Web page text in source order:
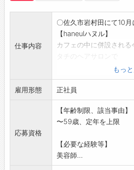
仕事内容
〇佐久市岩村田にて10
【haneulハヌル】
カフェの中に併設され
スタイリスト及びアシ
*変更の範囲:会社の定め
もっ
雇用形態 正社員
応募資格
【年齢制限、該当事由】
〜59歳、定年を上限
【必要な経験等】
美容師...